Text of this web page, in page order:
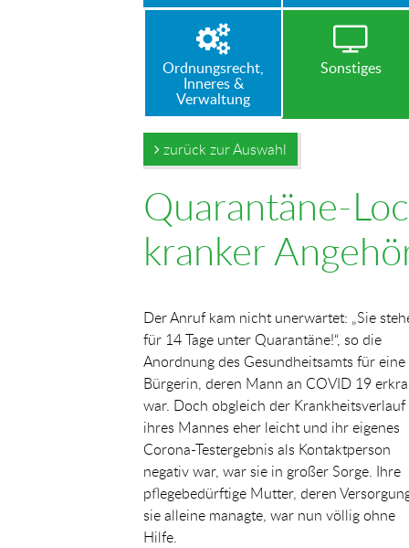
Ordnungsrecht,
Inneres &
Verwaltung
Sonstiges
zurück zur Auswahl
Quarantäne-
kranker
Der Anruf kam nicht unerwartet: „Sie
für 14 Tage unter Quarantäne!“, so die
Anordnung des Gesundheitsamts für eine
Bürgerin, deren Mann an COVID 19
war. Doch obgleich der Krankheitsverlauf
ihres Mannes eher leicht und ihr eigenes
Corona-Testergebnis als Kontaktperson
negativ war, war sie in großer Sorge. Ihre
pflegebedürftige Mutter, deren
sie alleine managte, war nun völlig ohne
Hilfe.